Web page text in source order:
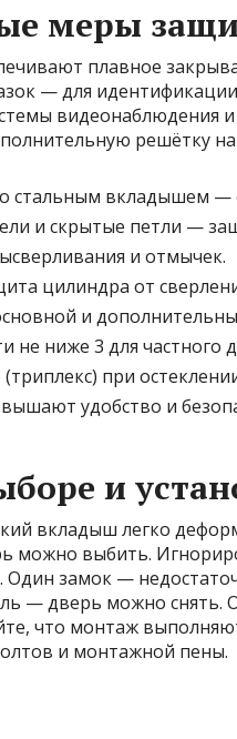
меры
плавное
— для
видеонаблюдения
решётку
стальным вкладышем —
и скрытые петли —
и отмычек.
цилиндра от
и
не ниже 3 для частного
при
удобство и
и
вкладыш легко
можно выбить.
Один замок —
— дверь можно снять.
что монтаж
и монтажной пены.